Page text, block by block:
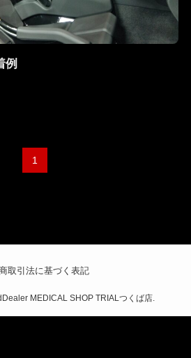
例
1
取引法に基づく表記
MEDICAL SHOP TRIALつくば店.